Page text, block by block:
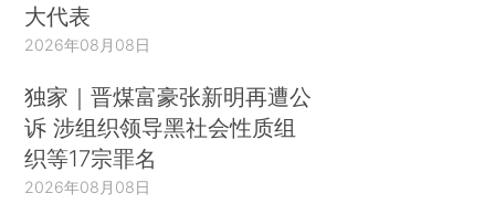
大代表
2026年08月08日
独家｜晋煤富豪张新明再遭公
诉 涉组织领导黑社会性质组
织等17宗罪名
2026年08月08日